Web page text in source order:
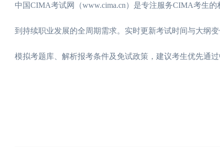
中国CIMA考试网（www.cima.cn）‌是专注服务CIMA考生
到持续职业发展的全周期需求。实时更新考试时间与大
模拟考题库、解析报考条件及免试政策，建议考生优先通